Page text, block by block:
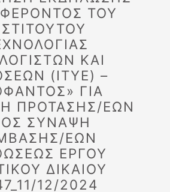
ΤΟΥ
ΚΑΙ
(ITYE) –
ΓΙΑ
ΠΡΟΤΑΣΗΣ/ΕΩΝ
ΣΥΝΑΨΗ
ΕΩΝ
ΕΡΓΟΥ
ΔΙΚΑΙΟΥ
12/2024